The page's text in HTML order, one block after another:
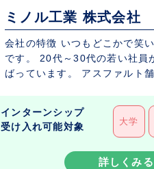
ミノル工業 株式会社
会社の特徴 いつもどこかで笑
です。 20代～30代の若い社員
ばっています。 アスファルト
インターンシップ
受け入れ可能対象
大学
詳しくみる